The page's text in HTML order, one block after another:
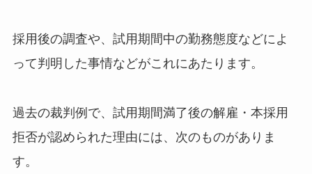
採用後の調査や、試用期間中の勤務態度などによ
って判明した事情などがこれにあたります。
過去の裁判例で、試用期間満了後の解雇・本採用
拒否が認められた理由には、次のものがありま
す。